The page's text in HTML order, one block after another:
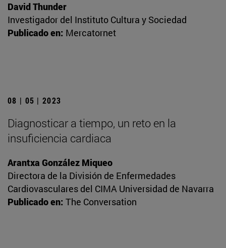
David Thunder
Investigador del Instituto Cultura y Sociedad
Publicado en: Mercatornet
08 | 05 | 2023
Diagnosticar a tiempo, un reto en la
insuficiencia cardiaca
Arantxa González Miqueo
Directora de la División de Enfermedades
Cardiovasculares del CIMA Universidad de Navarra
Publicado en: The Conversation